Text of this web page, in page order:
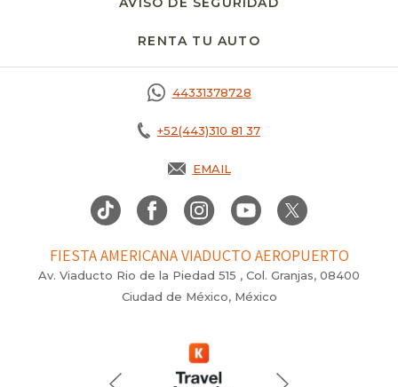
RENTA TU AUTO
44331378728
+52(443)310 81 37
EMAIL
FIESTA AMERICANA VIADUCTO AEROPUERTO
Av. Viaducto Rio de la Piedad 515 , Col. Granjas, 08400
Ciudad de México, México